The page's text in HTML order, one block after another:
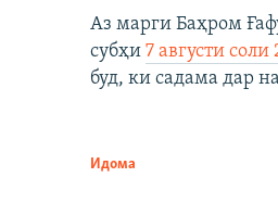
Аз марги Баҳром
субҳи 7 августи
буд, ки садама дар
Идома